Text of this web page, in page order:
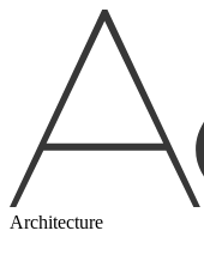
Architecture